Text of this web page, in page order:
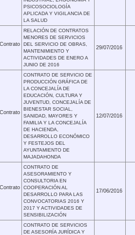
PSICOSOCIOLOGÍA
APLICADA Y VIGILANCIA DE
LA SALUD
RELACIÓN DE CONTRATOS
MENORES DE SERVICIOS
DEL SERVICIO DE OBRAS,
MANTENIMIENTO Y
ACTIVIDADES DE ENERO A
JUNIO DE 2016
29/07/2016
CONTRATO DE SERVICIO DE
PRODUCCIÓN GRÁFICA DE
LA CONCEJALÍA DE
EDUCACIÓN, CULTURA Y
JUVENTUD, CONCEJALÍA DE
BIENESTAR SOCIAL,
SANIDAD, MAYORES Y
FAMILIA Y LA CONCEJALÍA
DE HACIENDA,
DESARROLLO ECONÓMICO
Y FESTEJOS DEL
AYUNTAMIENTO DE
MAJADAHONDA
12/07/2016
CONTRATO DE
ASESORAMIENTO Y
CONSULTORIA EN
COOPERACIÓN AL
DESARROLLO PARA LAS
CONVOCATORIAS 2016 Y
2017 Y ACTIVIDADES DE
SENSIBILIZACIÓN
17/06/2016
CONTRATO DE SERVICIOS
DE ASESORÍA JURÍDICA Y